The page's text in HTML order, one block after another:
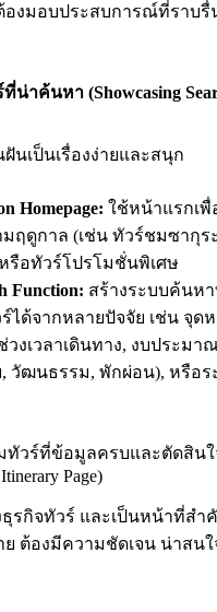
องมอบประสบการณ์ที่ราบรื่
น่าค้นหา (Showcasing
นเป็นเรื่องง่ายและสนุก
Homepage: ใช้หน้าแรกเ
ฤดูกาล (เช่น ทัวร์ชมซากุร
รือทัวร์โปรโมชั่นพิเศษ
Function: สร้างระบบค้นห
ได้จากหลายปัจจัย เช่น จุด
วงเวลาเดินทาง, งบประมา
วัฒนธรรม, พักผ่อน), หรือร
วร์ที่ข้อมูลครบและตัดสินใ
Page)
รกิจทัวร์ และเป็นหน้าที่สำ
ต้องมีความชัดเจน น่าสน